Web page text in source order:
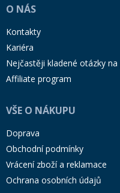
O NÁS
Kontakty
Kariéra
Nejčastěji kladené otázky
Affiliate program
VŠE O NÁKUPU
Doprava
Obchodní podmínky
Vrácení zboží a reklamace
Ochrana osobních údajů